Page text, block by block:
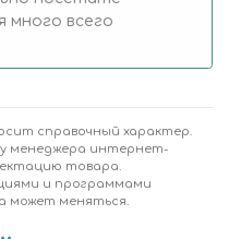
всего
справочный характер.
менеджера интернет-
товара.
и программами
может меняться.